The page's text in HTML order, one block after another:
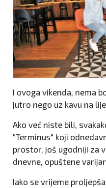
I ovoga vikenda, nema
jutro nego uz kavu na
Ako već niste bili,
"Terminus" koji
prostor, još ugodniji za
dnevne, opuštene
Iako se vrijeme